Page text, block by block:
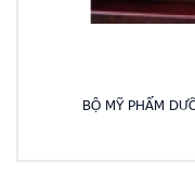
BỘ MỸ PHẨM